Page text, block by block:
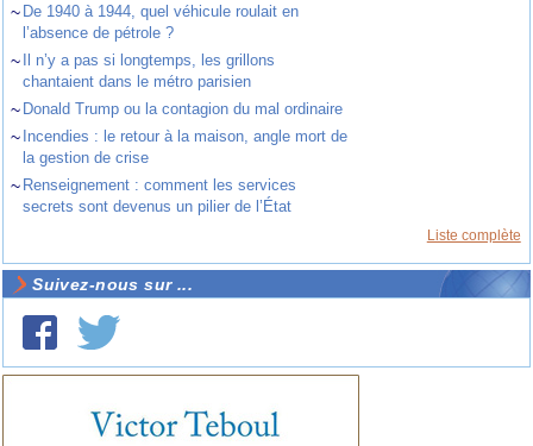
~ De 1940 à 1944, quel véhicule roulait en
l’absence de pétrole ?
~ Il n’y a pas si longtemps, les grillons
chantaient dans le métro parisien
~ Donald Trump ou la contagion du mal ordinaire
~ Incendies : le retour à la maison, angle mort de
la gestion de crise
~ Renseignement : comment les services
secrets sont devenus un pilier de l’État
Liste complète
Suivez-nous sur ...